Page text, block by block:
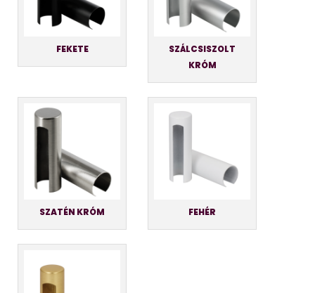
FEKETE
SZÁLCSISZOLT
KRÓM
SZATÉN KRÓM FEHÉR